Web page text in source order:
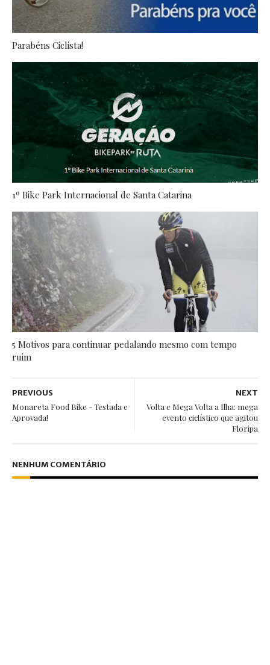
Parabéns Ciclista!
1º Bike Park Internacional de Santa Catarina
5 Motivos para continuar pedalando mesmo com tempo
ruim
NEXT
Volta e Mega Volta a Ilha: mega
evento ciclístico que agitou
Floripa
PREVIOUS
Monareta Food Bike - Testada e
Aprovada!
NENHUM COMENTÁRIO